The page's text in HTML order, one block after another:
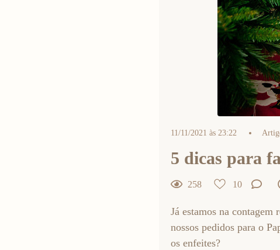
11/11/2021 às 23:22
5 dicas para
258 10
Já estamos na contagem
nossos pedidos para o
os enfeites?